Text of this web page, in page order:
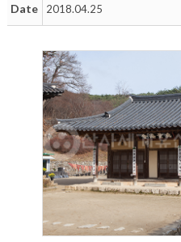
Date 2018.04.25